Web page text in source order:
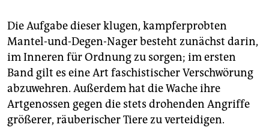
Die Aufgabe dieser klugen, kampferprobten
Mantel-und-Degen-Nager besteht zunächst darin,
im Inneren für Ordnung zu sorgen; im ersten
Band gilt es eine Art faschistischer Verschwörung
abzuwehren. Außerdem hat die Wache ihre
Artgenossen gegen die stets drohenden Angriffe
größerer, räuberischer Tiere zu verteidigen.